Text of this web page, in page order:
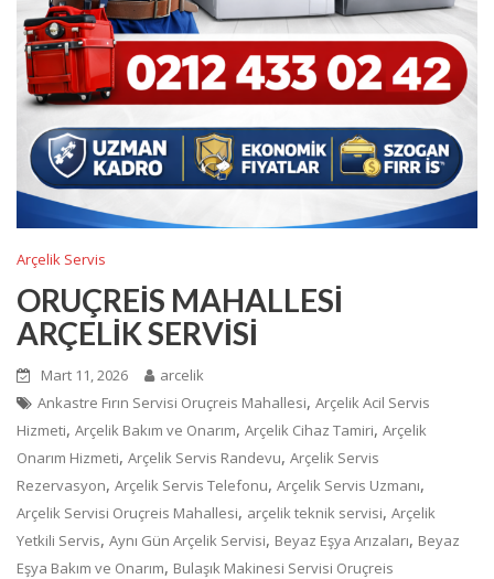
Arçelik Servis
ORUÇREİS MAHALLESİ
ARÇELİK SERVİSİ
Mart 11, 2026
arcelik
Ankastre Fırın Servisi Oruçreis Mahallesi, Arçelik Acil Servis
Hizmeti, Arçelik Bakım ve Onarım, Arçelik Cihaz Tamiri, Arçelik
Onarım Hizmeti, Arçelik Servis Randevu, Arçelik Servis
Rezervasyon, Arçelik Servis Telefonu, Arçelik Servis Uzmanı,
Arçelik Servisi Oruçreis Mahallesi, arçelik teknik servisi, Arçelik
Yetkili Servis, Aynı Gün Arçelik Servisi, Beyaz Eşya Arızaları, Beyaz
Eşya Bakım ve Onarım, Bulaşık Makinesi Servisi Oruçreis